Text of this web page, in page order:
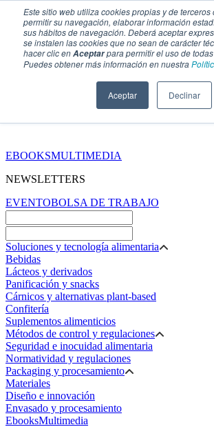
Este sitio web utiliza cookies propias y de
permitir su navegación, elaborar información
sus hábitos de navegación. Deberá aceptar
se instalen las cookies que no sean de carácter
hacer clic enAceptarpara permitir el uso de
Puedes obtener más información en nuestra
Aceptar Declinar
EBOOKSMULTIMEDIA
NEWSLETTERS
EVENTOBOLSA DE TRABAJO
Soluciones y tecnología alimentaria
Bebidas
Lácteos y derivados
Panificación y snacks
Cárnicos y alternativas plant-based
Confitería
Suplementos alimenticios
Métodos de control y regulaciones
Seguridad e inocuidad alimentaria
Normatividad y regulaciones
Packaging y procesamiento
Materiales
Diseño e innovación
Envasado y procesamiento
EbooksMultimedia